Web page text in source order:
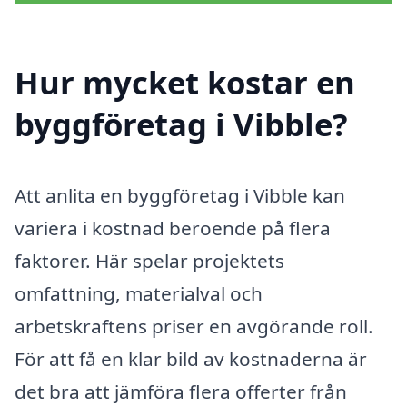
Hur mycket kostar en
byggföretag i Vibble?
Att anlita en byggföretag i Vibble kan
variera i kostnad beroende på flera
faktorer. Här spelar projektets
omfattning, materialval och
arbetskraftens priser en avgörande roll.
För att få en klar bild av kostnaderna är
det bra att jämföra flera offerter från